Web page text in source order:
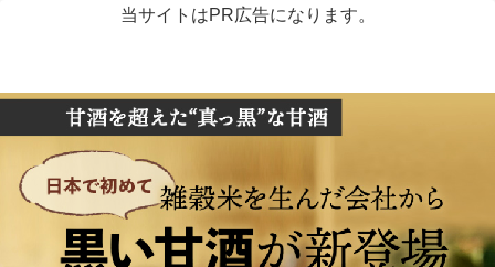
当サイトはPR広告になります。